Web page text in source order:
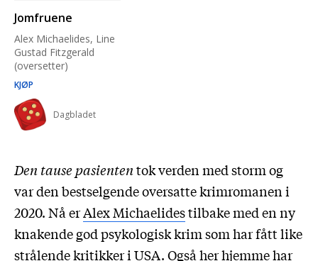
Jomfruene
Alex Michaelides, Line
Gustad Fitzgerald
(oversetter)
KJØP
Dagbladet
Den tause pasiententok verden med storm og
var den bestselgende oversatte krimromanen i
2020. Nå erAlex Michaelidestilbake med en ny
knakende god psykologisk krim som har fått like
strålende kritikker i USA. Også her hjemme har